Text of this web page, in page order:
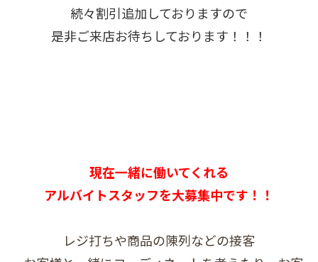
続々割引追加しておりますので
是非ご来店お待ちしております！！！
現在一緒に働いてくれる
アルバイトスタッフを大募集中です！！
レジ打ちや商品の陳列などの接客